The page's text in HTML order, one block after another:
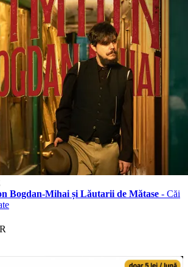
Bogdan-Mihai și Lăutarii de Mătase - Căi